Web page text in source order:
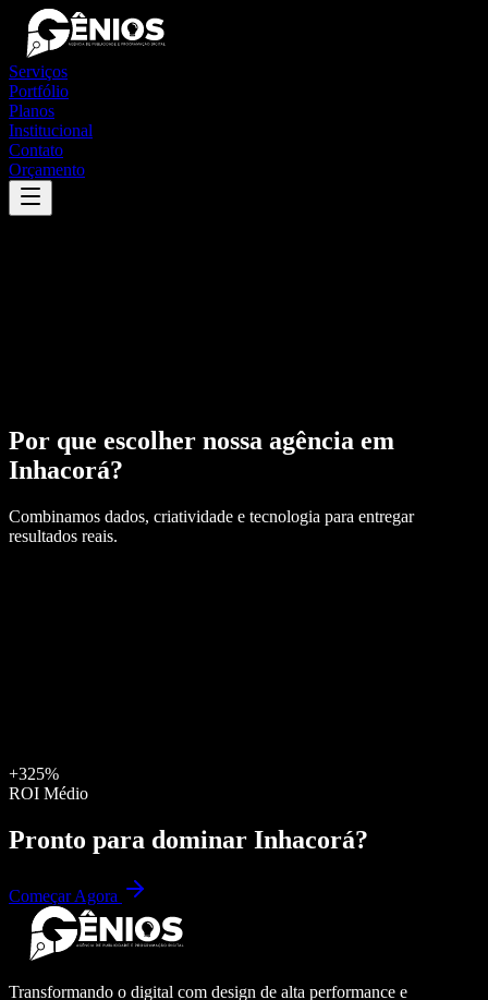
Serviços
Portfólio
Planos
Institucional
Contato
Orçamento
Por que escolher nossa agência em
Inhacorá?
Combinamos dados, criatividade e tecnologia para entregar
resultados reais.
+325%
ROI Médio
Pronto para dominar Inhacorá?
Começar Agora
Transformando o digital com design de alta performance e